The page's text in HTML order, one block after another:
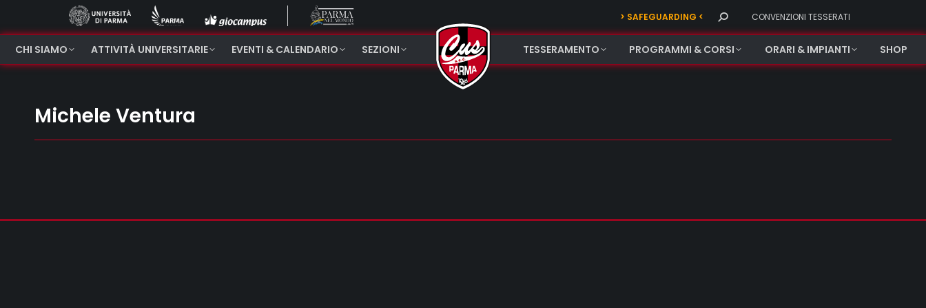
> SAFEGUARDING < Search: CONVENZIONI TESSERATI
CHI SIAMO ATTIVITÀ UNIVERSITARIE EVENTI & CALENDARIO SEZIONI TESSERAMENTO PROGRAMMI & CORSI ORARI & IMPIANTI SHOP
Michele Ventura